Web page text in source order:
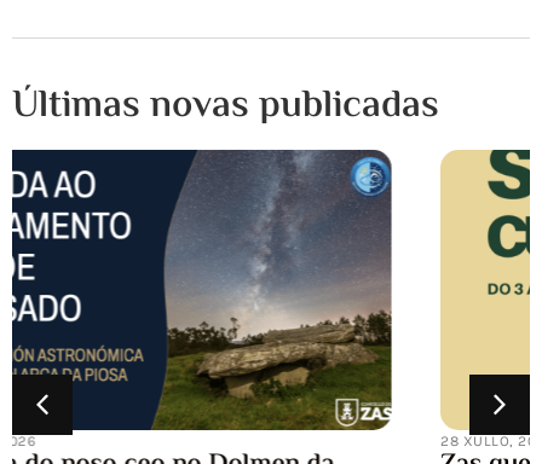
Últimas novas publicadas